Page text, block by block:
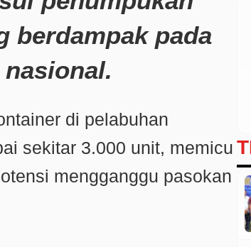
berdampak pada
di pelabuhan
sekitar 3.000 unit, memicu
mengganggu pasokan